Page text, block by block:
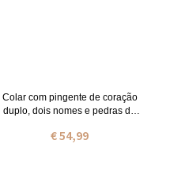
Colar com pingente de coração
duplo, dois nomes e pedras de
€ 54,99